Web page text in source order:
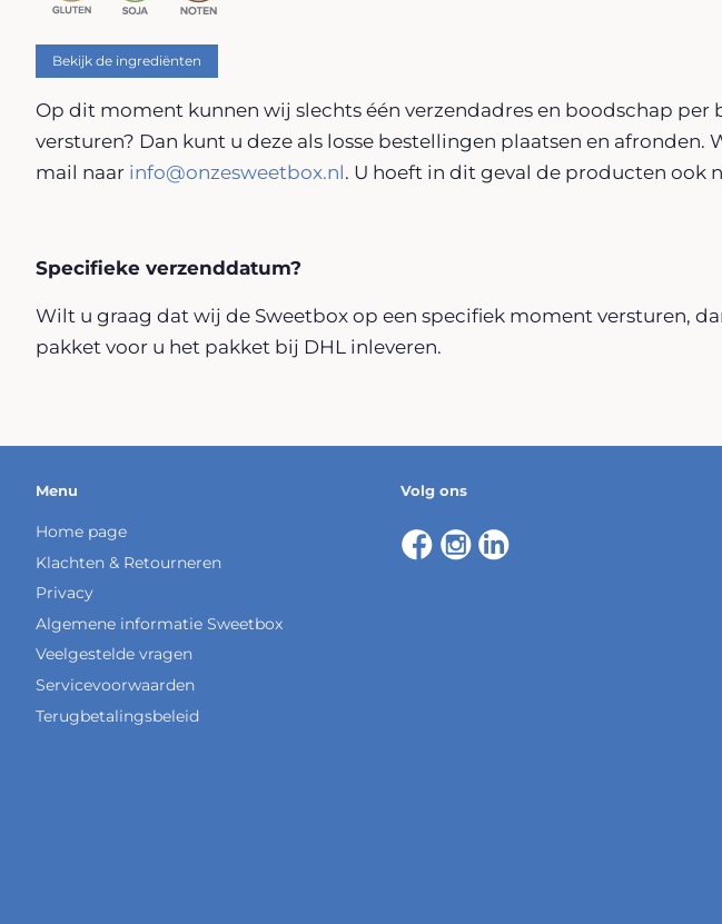
Bekijk de ingrediënten
Op dit moment kunnen wij slechts één verzendadres en boodschap
versturen? Dan kunt u deze als losse bestellingen plaatsen en
mail naar info@onzesweetbox.nl. U hoeft in dit geval de producten ook
Specifieke verzenddatum?
Wilt u graag dat wij de Sweetbox op een specifiek moment versturen,
pakket voor u het pakket bij DHL inleveren.
Menu
Home page
Klachten & Retourneren
Privacy
Algemene informatie Sweetbox
Veelgestelde vragen
Servicevoorwaarden
Terugbetalingsbeleid
Volg ons